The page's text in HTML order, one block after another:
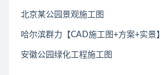
北京某公园景观施工图
哈尔滨群力【CAD施工图+方案+实景】
安徽公园绿化工程施工图